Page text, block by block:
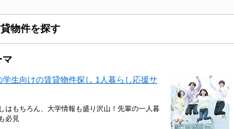
物件を探す
マ
学生向けの賃貸物件探し 1人暮らし応援サ
はもちろん、大学情報も盛り沢山！先輩の一人暮
必見